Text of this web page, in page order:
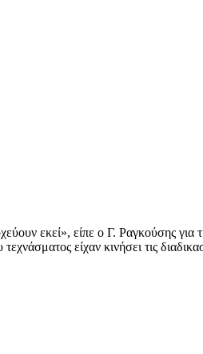
εκεί», είπε ο Γ. Ραγκούσης
τεχνάσματος είχαν κινήσει τις